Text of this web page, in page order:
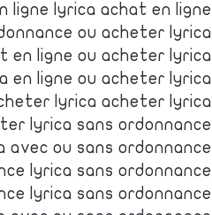
ligne lyrica achat en ligne
ou acheter lyrica
en ligne ou acheter lyrica
en ligne ou acheter lyrica
lyrica acheter lyrica
lyrica sans ordonnance
ou sans ordonnance
lyrica sans ordonnance
lyrica sans ordonnance